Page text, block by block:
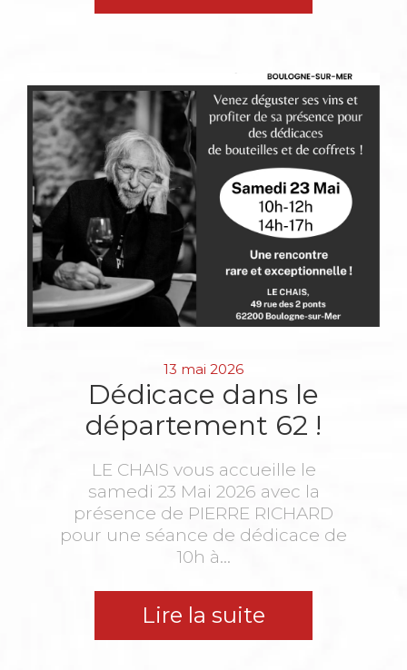
13 mai 2026
Dédicace dans le
département 62 !
LE CHAIS vous accueille le
samedi 23 Mai 2026 avec la
présence de PIERRE RICHARD
pour une séance de dédicace de
10h à...
Lire la suite